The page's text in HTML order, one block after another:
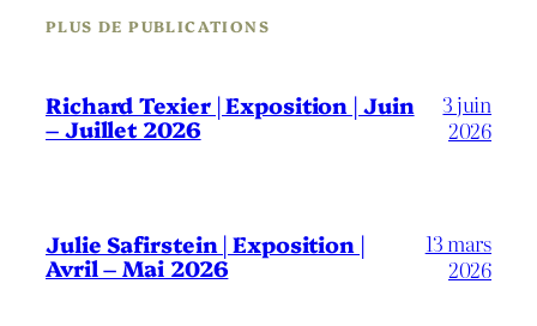
PLUS DE PUBLICATIONS
Richard Texier | Exposition | Juin
– Juillet 2026
3 juin
2026
Julie Safirstein | Exposition |
Avril – Mai 2026
13 mars
2026